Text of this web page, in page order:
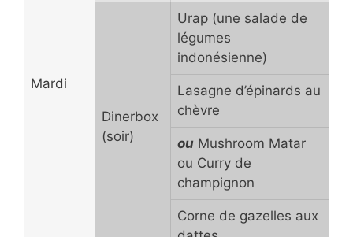
Mardi
Dinerbox
(soir)
Urap (une salade de
légumes
indonésienne)
Lasagne d’épinards au
chèvre
ou Mushroom Matar
ou Curry de
champignon
Corne de gazelles aux